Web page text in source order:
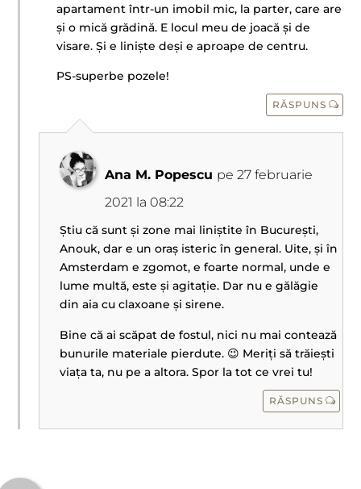
apartament într-un imobil mic, la parter, care are
și o mică grădină. E locul meu de joacă și de
visare. Și e liniște deși e aproape de centru.
PS-superbe pozele!
RĂSPUNS
Ana M. Popescu pe 27 februarie
2021 la 08:22
Știu că sunt și zone mai liniștite în București,
Anouk, dar e un oraș isteric în general. Uite, și în
Amsterdam e zgomot, e foarte normal, unde e
lume multă, este și agitație. Dar nu e gălăgie
din aia cu claxoane și sirene.
Bine că ai scăpat de fostul, nici nu mai contează
bunurile materiale pierdute. 😉 Meriți să trăiești
viața ta, nu pe a altora. Spor la tot ce vrei tu!
RĂSPUNS